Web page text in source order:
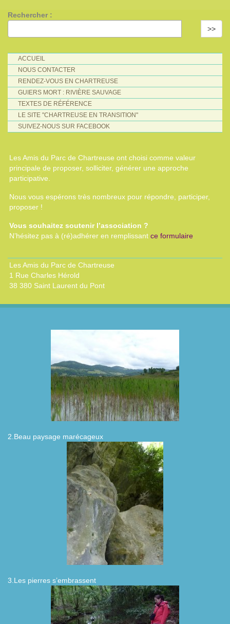
Rechercher :
>>
ACCUEIL
NOUS CONTACTER
RENDEZ-VOUS EN CHARTREUSE
GUIERS MORT : RIVIÈRE SAUVAGE
TEXTES DE RÉFÉRENCE
LE SITE "CHARTREUSE EN TRANSITION"
SUIVEZ-NOUS SUR FACEBOOK
Les Amis du Parc de Chartreuse ont choisi comme valeur
principale de proposer, solliciter, générer une approche
participative.
Nous vous espérons très nombreux pour répondre, participer,
proposer !
Vous souhaitez soutenir l’association ?
N’hésitez pas à (ré)adhérer en remplissant ce formulaire
Les Amis du Parc de Chartreuse
1 Rue Charles Hérold
38 380 Saint Laurent du Pont
2.Beau paysage marécageux
3.Les pierres s’embrassent